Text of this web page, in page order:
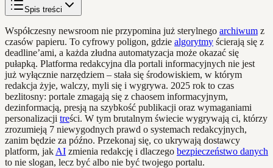
Spis treści
Współczesny newsroom nie przypomina już sterylnego archiwum z
czasów papieru. To cyfrowy poligon, gdzie algorytmy ścierają się z
deadline’ami, a każda złudna automatyzacja może okazać się
pułapką. Platforma redakcyjna dla portali informacyjnych nie jest
już wyłącznie narzędziem – stała się środowiskiem, w którym
redakcja żyje, walczy, myli się i wygrywa. 2025 rok to czas
bezlitosny: portale zmagają się z chaosem informacyjnym,
dezinformacją, presją na szybkość publikacji oraz wymaganiami
personalizacji treści. W tym brutalnym świecie wygrywają ci, którzy
zrozumieją 7 niewygodnych prawd o systemach redakcyjnych,
zanim będzie za późno. Przekonaj się, co ukrywają dostawcy
platform, jak AI zmienia redakcję i dlaczego bezpieczeństwo danych
to nie slogan, lecz być albo nie być twojego portalu.